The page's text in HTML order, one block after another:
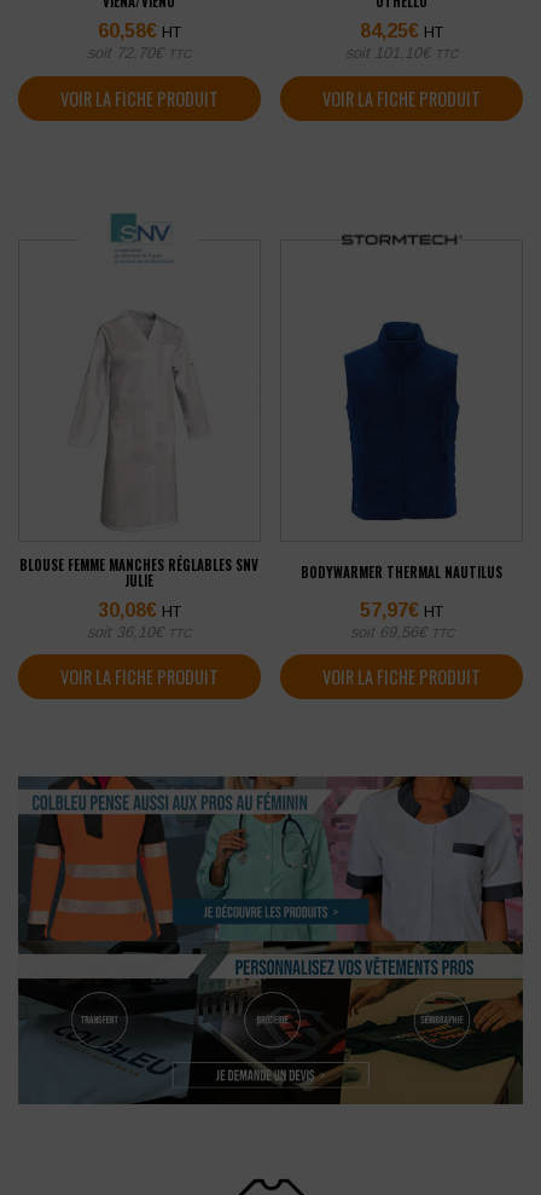
60,58€ HT
soit 72,70€ TTC
VOIR LA FICHE PRODUIT
84,25€ HT
soit 101,10€ TTC
VOIR LA FICHE PRODUIT
BLOUSE FEMME MANCHES RÉGLABLES SNV
JULIE
30,08€ HT
soit 36,10€ TTC
VOIR LA FICHE PRODUIT
BODYWARMER THERMAL NAUTILUS
57,97€ HT
soit 69,56€ TTC
VOIR LA FICHE PRODUIT